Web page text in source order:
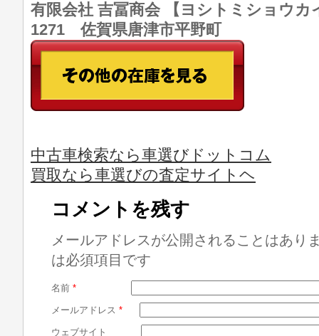
有限会社 吉冨商会 【ヨシトミショウ
1271 佐賀県唐津市平野町
中古車検索なら車選びドットコム
買取なら車選びの査定サイトヘ
コメントを残す
メールアドレスが公開されることはあり
は必須項目です
名前 *
メールアドレス *
ウェブサイト